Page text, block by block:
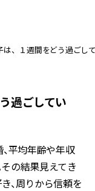
は、１週間をどう過ごし
過ごしてい
平均年齢や年収
の結果見えてき
、周りから信頼を